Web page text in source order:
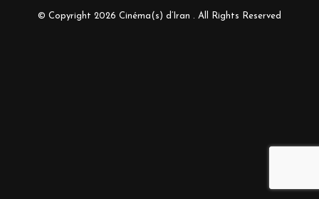
© Copyright 2026 Cinéma(s) d’Iran . All Rights Reserved